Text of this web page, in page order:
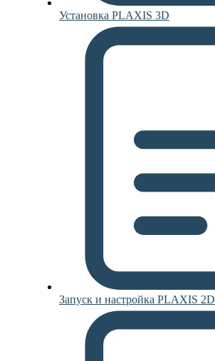
Установка PLAXIS 3D
Запуск и настройка PLAXIS 2D